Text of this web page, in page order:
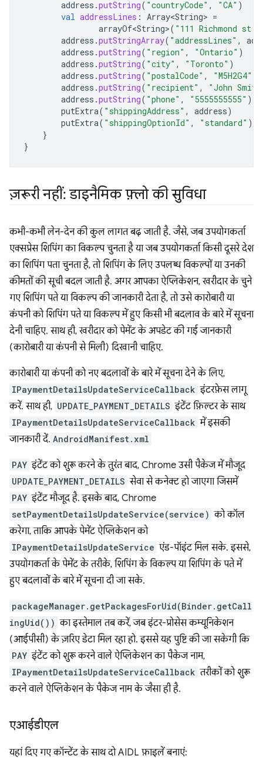
address .putString( "countryCode" , "CA" )
val addressLines : Array<String> =
arrayOf<String>( "111 Richmond st.
address .putStringArray( "addressLines" ,
address .putString( "region" , "Ontario" )
address .putString( "city" , "Toronto" )
address .putString( "postalCode" , "M5H2G4"
address .putString( "recipient" ,
"John
address .putString( "phone" , "5555555555" )
putExtra( "shippingAddress" , address)
putExtra( "shippingOptionId" , "standard" )
}
}
ज़रूरी नहीं: डाइनैमिक फ़्लो की सुविधा
कभी-कभी लेन-देन की कुल लागत बढ़ जाती है. जैसे, जब उपयोगकर्ता
एक्सप्रेस शिपिंग का विकल्प चुनता है या जब उपयोगकर्ता किसी दूसरे देश
का शिपिंग पता चुनता है, तो शिपिंग के लिए उपलब्ध विकल्पों या उनकी
कीमतों की सूची बदल जाती है. अगर आपका ऐप्लिकेशन, खरीदार के चुने
गए शिपिंग पते या विकल्प की जानकारी देता है, तो उसे कारोबारी या
कंपनी को शिपिंग पते या विकल्प में हुए किसी भी बदलाव के बारे में सूचना
देनी चाहिए. साथ ही, खरीदार को पेमेंट के अपडेट की गई जानकारी
(कारोबारी या कंपनी से मिली) दिखानी चाहिए.
कारोबारी या कंपनी को नए बदलावों के बारे में सूचना देने के लिए,
IPaymentDetailsUpdateServiceCallback इंटरफ़ेस लागू
करें. साथ ही, UPDATE_PAYMENT_DETAILS इंटेंट फ़िल्टर के साथ
IPaymentDetailsUpdateServiceCallback में इसकी
जानकारी दें. AndroidManifest.xml
PAY इंटेंट को शुरू करने के तुरंत बाद, Chrome उसी पैकेज में मौजूद
UPDATE_PAYMENT_DETAILS सेवा से कनेक्ट हो जाएगा जिसमें
PAY इंटेंट मौजूद है. इसके बाद, Chrome
setPaymentDetailsUpdateService(service) को कॉल
करेगा, ताकि आपके पेमेंट ऐप्लिकेशन को
IPaymentDetailsUpdateService एंड-पॉइंट मिल सके. इससे,
उपयोगकर्ता के पेमेंट के तरीके, शिपिंग के विकल्प या शिपिंग के पते में
हुए बदलावों के बारे में सूचना दी जा सके.
packageManager.getPackagesForUid(Binder.getCall
ingUid()) का इस्तेमाल तब करें, जब इंटर-प्रोसेस कम्यूनिकेशन
(आईपीसी) के ज़रिए डेटा मिल रहा हो. इससे यह पुष्टि की जा सकेगी कि
PAY इंटेंट को शुरू करने वाले ऐप्लिकेशन का पैकेज नाम,
IPaymentDetailsUpdateServiceCallback तरीकों को शुरू
करने वाले ऐप्लिकेशन के पैकेज नाम के जैसा ही है.
एआईडीएल
यहां दिए गए कॉन्टेंट के साथ दो AIDL फ़ाइलें बनाएं: